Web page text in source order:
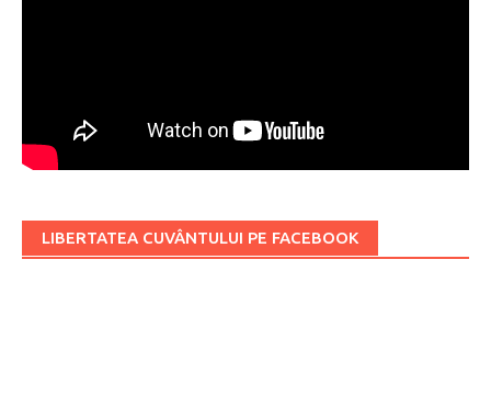
LIBERTATEA CUVÂNTULUI PE FACEBOOK